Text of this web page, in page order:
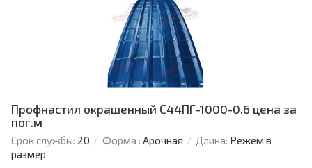
Профнастил окрашенный С44ПГ-1000-0.6 цена за
пог.м
Срок службы: 20 Форма : Арочная Длина: Режем в
размер